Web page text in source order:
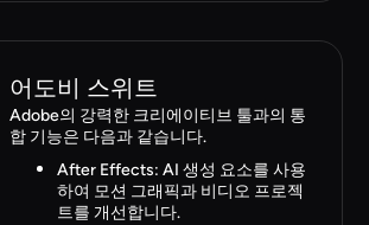
어도비 스위트
Adobe의 강력한 크리에이티브 툴과의 통
합 기능은 다음과 같습니다.
After Effects: AI 생성 요소를 사용
하여 모션 그래픽과 비디오 프로젝
트를 개선합니다.